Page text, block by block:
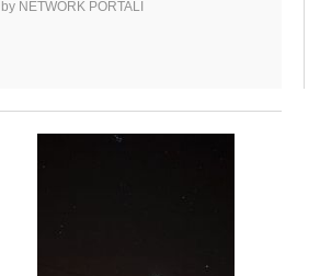
by NETWORK PORTALI